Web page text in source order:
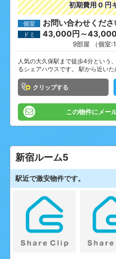
初期費用 0 円
個室 お問い合わせくださ
ドミ 43,000円～
9部屋 （個室
人気の大久保駅まで徒歩4分という
るシェアハウスです。 駅から近い
クリップ
この物件にメー
新宿ルーム5
駅近で激安物件です。